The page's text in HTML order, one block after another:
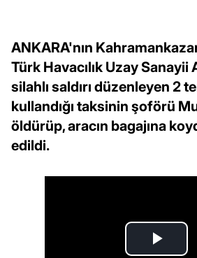
ANKARA'nın
Türk Havacılık Uzay Sanayii
silahlı saldırı düzenleyen 2
kullandığı taksinin şoförü
öldürüp, aracın bagajına
edildi.